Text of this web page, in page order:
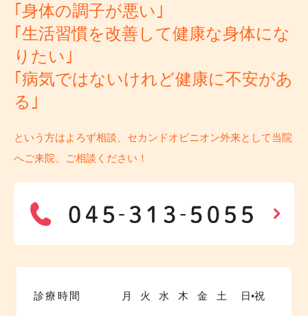
｢身体の調子が悪い｣
｢生活習慣を改善して健康な身体にな
りたい｣
｢病気ではないけれど健康に不安があ
る｣
という方はよろず相談、セカンドオピニオン外来として当院
へご来院、ご相談ください！
診療時間 月 火 水 木 金 土 日•祝